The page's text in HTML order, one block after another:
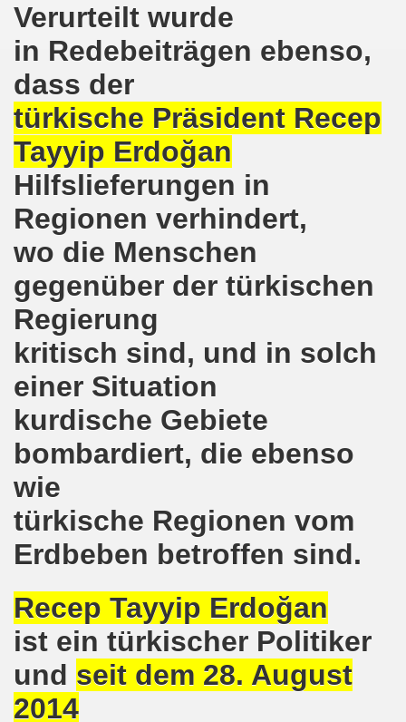
Verurteilt wurde
in Redebeiträgen ebenso,
dass der
türkische Präsident Recep
Tayyip Erdoğan
Hilfslieferungen in
Regionen verhindert,
wo die Menschen
gegenüber der türkischen
Regierung
kritisch sind, und in solch
einer Situation
kurdische Gebiete
bombardiert, die ebenso
wie
türkische Regionen vom
Erdbeben betroffen sind.
Recep Tayyip Erdoğan
ist ein türkischer Politiker
und seit dem 28. August
2014
im Kampf um Arbeitsplätze und auch im Kampf
Bewegung reiht sich ein am 08.06.2020 in weltweite
und die einzigartige Show-Einlage von dir aus dem
Bewegung am 08.06.2020 im Zeichen der Solidarität
am 25.05.2020: Jetzt erst RECHT die
am 25.05.2020 - Corona-Gerecht und
- Berichte aus erster Hand am 11.05.2020
Krisenlasten auf Arbeiter, auf Erwerbslose, auf
wieder am 11.05.2020 auf der Straße -
bleibt aktiv auch in Corona-Zeiten!
als Tag des Widerstands am 09.03.2020:
am 19.03.2020 zur Corona-Pandemie
mahnt am 09.03.2020 an Folgen von
Kampf (offener Brief von Frank Oettler aus Halle an
Bewegung demonstriert und protestiert am
wird zum Tag X aufrufen
Montagsdemo-Bewegung in Gelsenkirchen ins Jahr
Bewegung am 14.10.2019 mit klarer Haltung gegen